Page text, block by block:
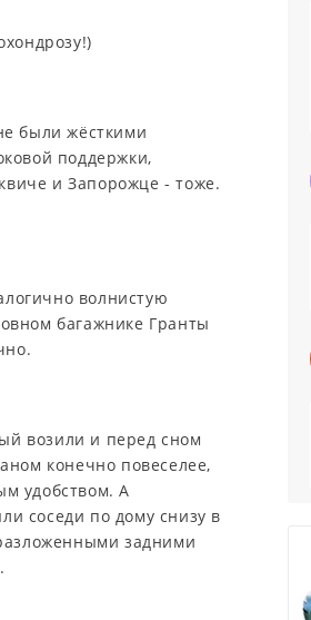
были жёсткими
поддержки,
и Запорожце - тоже.
волнистую
багажнике Гранты
возили и перед сном
конечно повеселее,
удобством. А
соседи по дому снизу в
задними